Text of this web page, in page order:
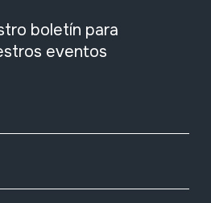
boletín para
eventos